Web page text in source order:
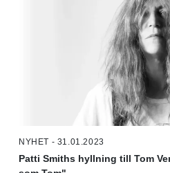
NYHET - 31.01.2023
Patti Smiths hyllning till Tom